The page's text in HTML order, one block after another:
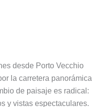
desde Porto Vecchio
la carretera panorámica
de paisaje es radical:
y vistas espectaculares.